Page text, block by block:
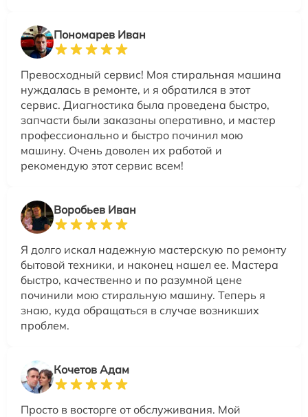
Пономарев Иван
Превосходный сервис! Моя стиральная машина
нуждалась в ремонте, и я обратился в этот
сервис. Диагностика была проведена быстро,
запчасти были заказаны оперативно, и мастер
профессионально и быстро починил мою
машину. Очень доволен их работой и
рекомендую этот сервис всем!
Воробьев Иван
Я долго искал надежную мастерскую по ремонту
бытовой техники, и наконец нашел ее. Мастера
быстро, качественно и по разумной цене
починили мою стиральную машину. Теперь я
знаю, куда обращаться в случае возникших
проблем.
Кочетов Адам
Просто в восторге от обслуживания. Мой